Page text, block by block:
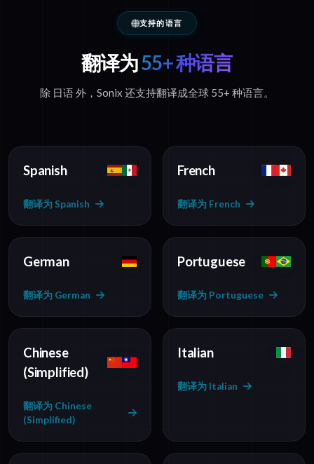
支持的语言
翻译为55+ 种语言
除 日语 外，Sonix 还支持翻译成全球 55+ 种语言。
Spanish
翻译为 Spanish
French
翻译为 French
German
翻译为 German
Portuguese
翻译为 Portuguese
Chinese
(Simplified)
翻译为 Chinese
(Simplified)
Italian
翻译为 Italian